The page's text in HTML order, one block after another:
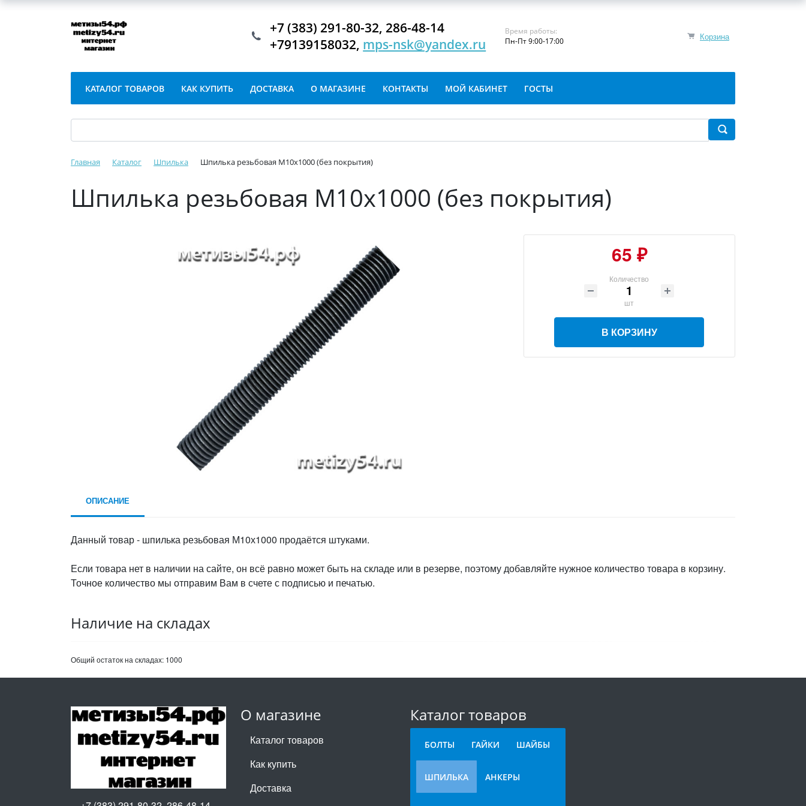
Корзина
+7 (383) 291-80-32, 286-48-14
+79139158032, mps-nsk@yandex.ru
Время работы:
Пн-Пт 9:00-17:00
КАТАЛОГ ТОВАРОВ КАК КУПИТЬ ДОСТАВКА О МАГАЗИНЕ КОНТАКТЫ МОЙ КАБИНЕТ ГОСТЫ
Главная Каталог Шпилька Шпилька резьбовая М10х1000 (без покрытия)
Шпилька резьбовая М10х1000 (без покрытия)
65 ₽
Количество
шт
В КОРЗИНУ
ОПИСАНИЕ
Данный товар - шпилька резьбовая М10х1000 продаётся штуками.
Если товара нет в наличии на сайте, он всё равно может быть на складе или в резерве, поэтому добавляйте нужное количество товара в корзину.
Точное количество мы отправим Вам в счете с подписью и печатью.
Наличие на складах
Общий остаток на складах: 1000
О магазине
Каталог товаров
Как купить
Доставка
Каталог товаров
БОЛТЫ ГАЙКИ ШАЙБЫ
ШПИЛЬКА АНКЕРЫ